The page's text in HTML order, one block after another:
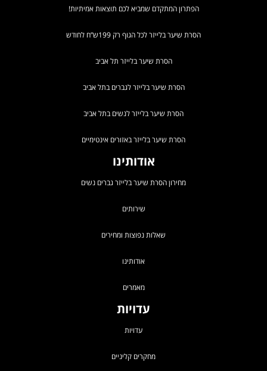
הפתרון המתקדם שמביא לכם תוצאות אמיתיות!
הסרת שיער בלייזר לכל הגוף רק 199ש”ח לחודש
הסרת שיער בלייזר תל אביב
הסרת שיער בלייזר לגברים בתל אביב
הסרת שיער בלייזר לנשים בתל אביב
הסרת שיער בלייזר באזורים אינטימיים
אודותינו
מחירון הסרת שיער בלייזר גברים נשים
שירותים
שאלות נפוצות ומחירים
אודותינו
מאמרים
עדויות
עדויות
מחקרים קליניים